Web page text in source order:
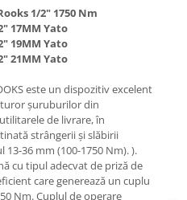
1/2" 1750 Nm
17MM Yato
19MM Yato
21MM Yato
este un dispozitiv excelent
șuruburilor din
de livrare, în
strângerii și slăbirii
36 mm (100-1750 Nm). ).
cu tipul adecvat de priză de
care generează un cuplu
Nm. Cuplul de operare